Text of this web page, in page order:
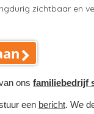
zichtbaar en
onsfamiliebedrijf
een bericht. We